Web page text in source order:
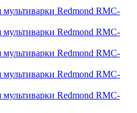
мультиварки Redmond RMC-
мультиварки Redmond RMC-
мультиварки Redmond RMC-
мультиварки Redmond RMC-
мультиварки Redmond RMC-